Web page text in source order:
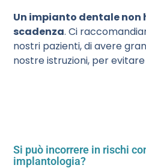
Un impianto dentale non
scadenza. Ci
nostri pazienti, di avere
nostre istruzioni, per
Si può incorrere in rischi
implantologia?